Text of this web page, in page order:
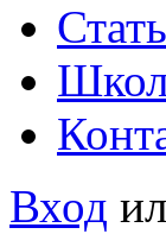
Вход